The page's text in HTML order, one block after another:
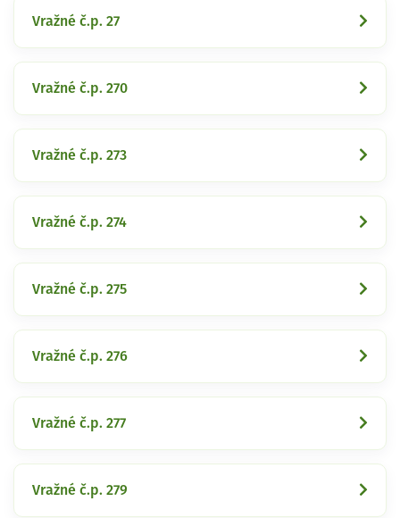
Vražné č.p. 27
Vražné č.p. 270
Vražné č.p. 273
Vražné č.p. 274
Vražné č.p. 275
Vražné č.p. 276
Vražné č.p. 277
Vražné č.p. 279